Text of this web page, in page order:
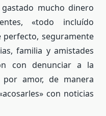
mucho dinero
«todo incluído
perfecto, seguramente
familia y amistades
con denunciar a la
amor, de manera
con noticias